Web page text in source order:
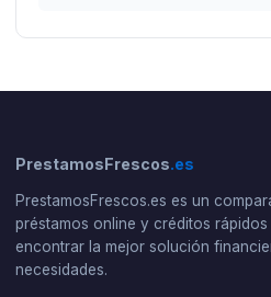
PrestamosFrescos.es
PrestamosFrescos.es es un
préstamos online y créditos rápidos
encontrar la mejor solución
necesidades.